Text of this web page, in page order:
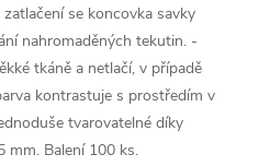
se koncovka savky
nahromaděných tekutin. -
tkáně a netlačí, v případě
kontrastuje s prostředím v
tvarovatelné díky
mm. Balení 100 ks.